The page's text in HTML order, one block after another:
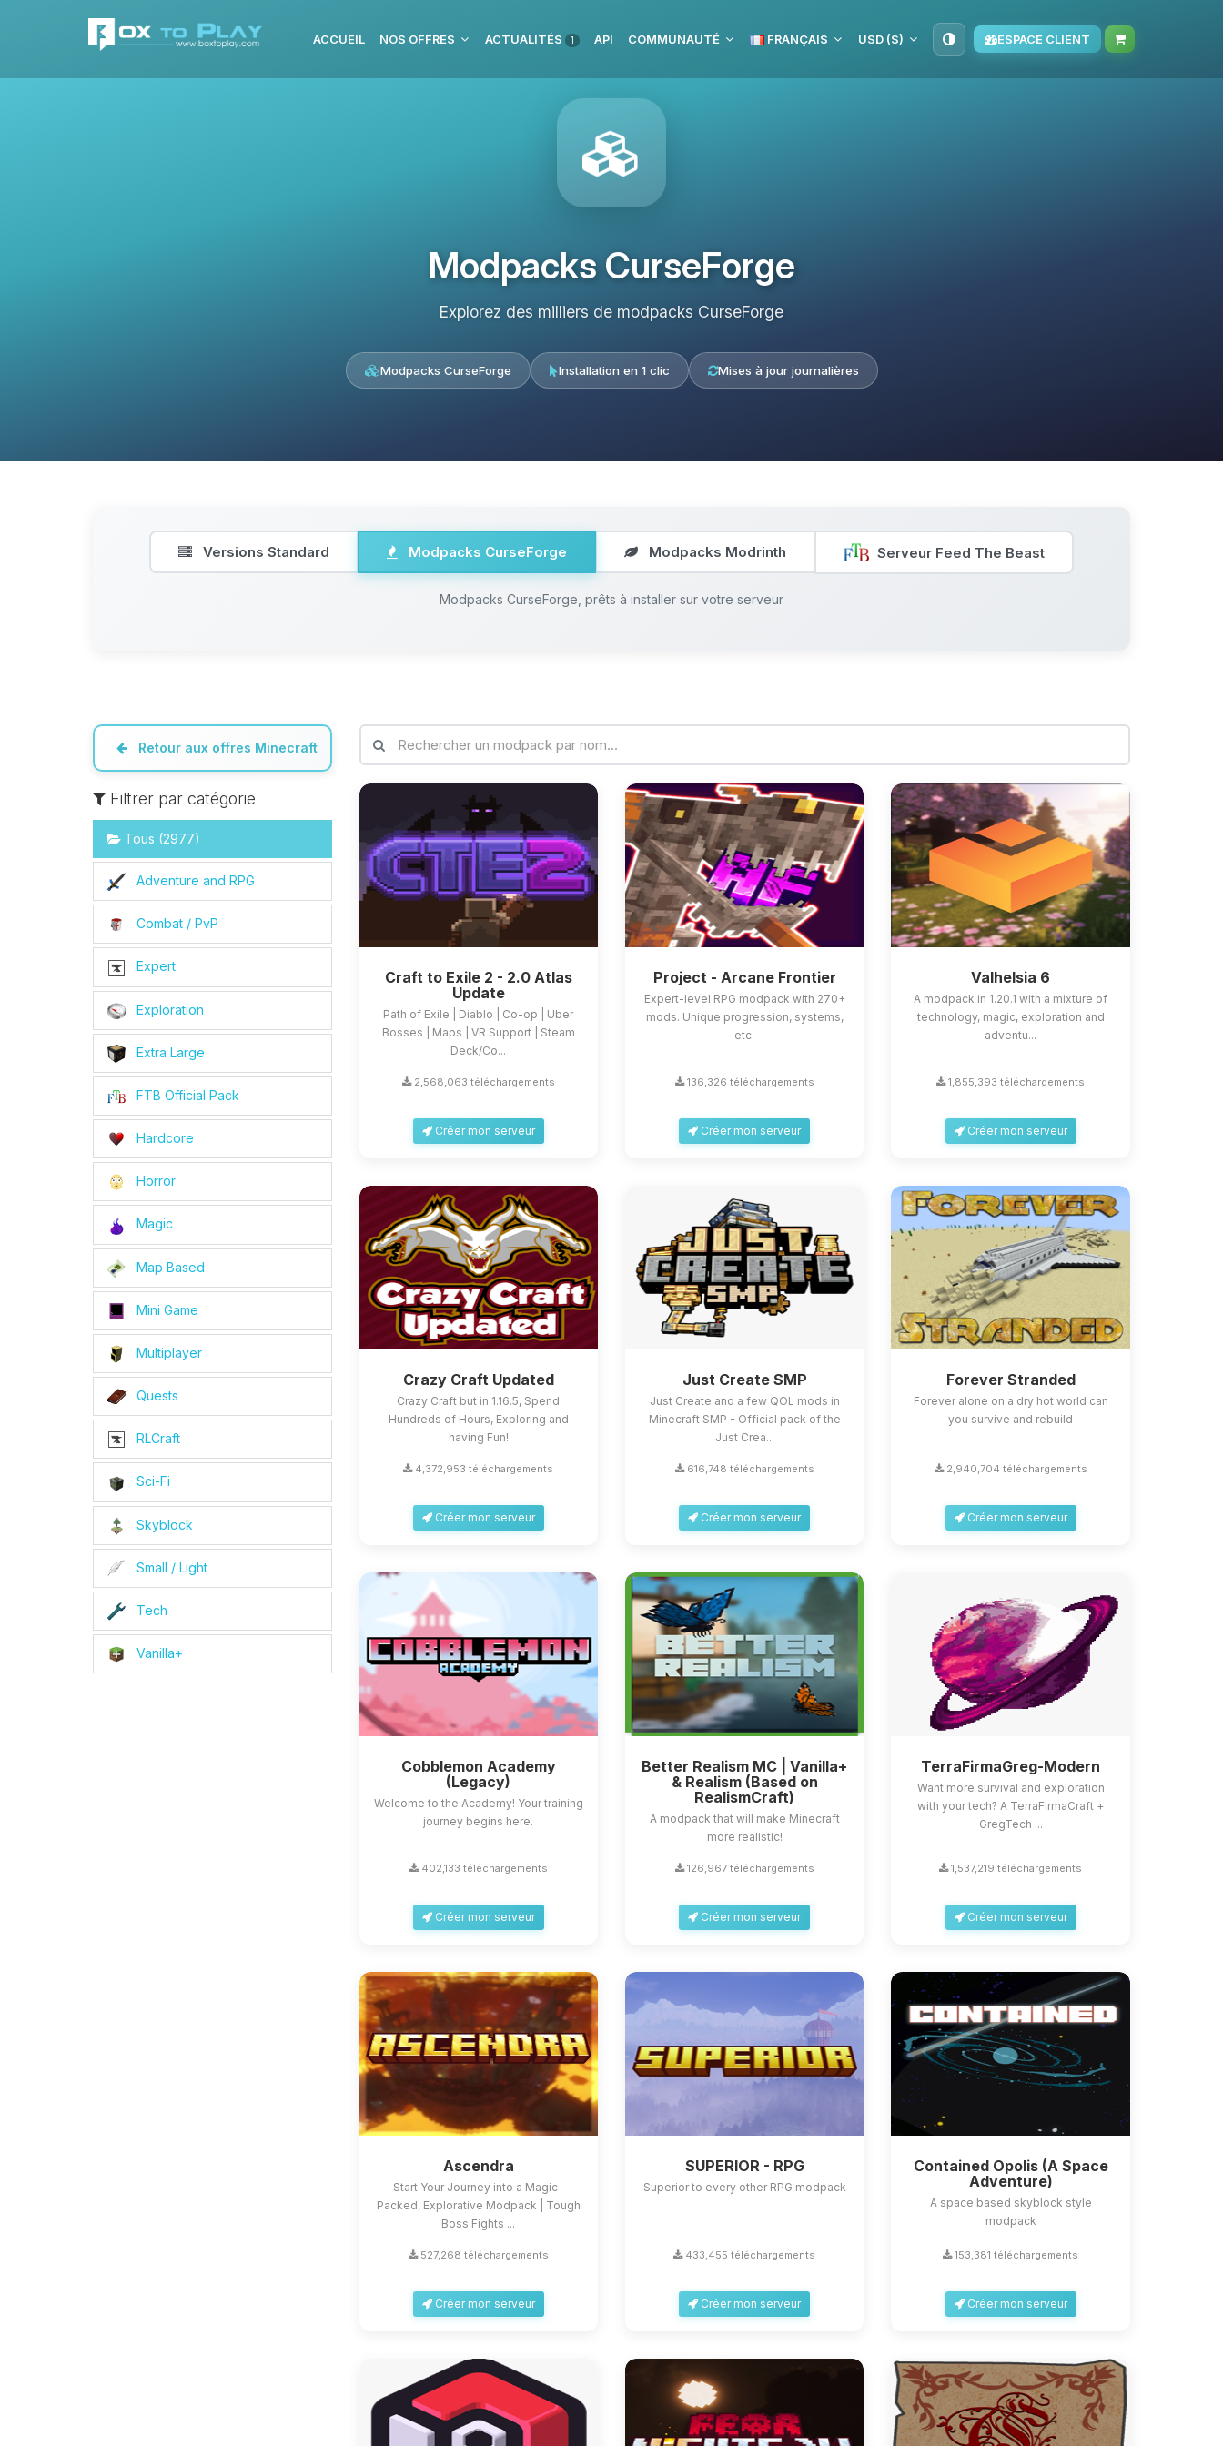
ACCUEIL NOS OFFRES ACTUALITÉS 1 API COMMUNAUTÉ FRANÇAIS USD ($) ESPACE CLIENT
Modpacks CurseForge
Explorez des milliers de modpacks CurseForge
Modpacks CurseForge Installation en 1 clic Mises à jour journalières
Versions Standard Modpacks CurseForge Modpacks Modrinth Serveur Feed The Beast
Modpacks CurseForge, prêts à installer sur votre serveur
Retour aux offres Minecraft
Filtrer par catégorie
Tous (2977)
Adventure and RPG
Combat / PvP
Expert
Exploration
Extra Large
FTB Official Pack
Hardcore
Horror
Magic
Map Based
Mini Game
Multiplayer
Quests
RLCraft
Sci-Fi
Skyblock
Small / Light
Tech
Vanilla+
Craft to Exile 2 - 2.0 Atlas
Update
Path of Exile | Diablo | Co-op | Uber
Bosses | Maps | VR Support | Steam
Deck/Co...
2,568,063 téléchargements
Créer mon serveur
Project - Arcane Frontier
Expert-level RPG modpack with 270+
mods. Unique progression, systems,
etc.
136,326 téléchargements
Créer mon serveur
Valhelsia 6
A modpack in 1.20.1 with a mixture of
technology, magic, exploration and
adventu...
1,855,393 téléchargements
Créer mon serveur
Crazy Craft Updated
Crazy Craft but in 1.16.5, Spend
Hundreds of Hours, Exploring and
having Fun!
4,372,953 téléchargements
Créer mon serveur
Just Create SMP
Just Create and a few QOL mods in
Minecraft SMP - Official pack of the
Just Crea...
616,748 téléchargements
Créer mon serveur
Forever Stranded
Forever alone on a dry hot world can
you survive and rebuild
2,940,704 téléchargements
Créer mon serveur
Cobblemon Academy
(Legacy)
Welcome to the Academy! Your training
journey begins here.
402,133 téléchargements
Créer mon serveur
Better Realism MC | Vanilla+
& Realism (Based on
RealismCraft)
A modpack that will make Minecraft
more realistic!
126,967 téléchargements
Créer mon serveur
TerraFirmaGreg-Modern
Want more survival and exploration
with your tech? A TerraFirmaCraft +
GregTech ...
1,537,219 téléchargements
Créer mon serveur
Ascendra
Start Your Journey into a Magic-
Packed, Explorative Modpack | Tough
Boss Fights ...
527,268 téléchargements
Créer mon serveur
SUPERIOR - RPG
Superior to every other RPG modpack
433,455 téléchargements
Créer mon serveur
Contained Opolis (A Space
Adventure)
A space based skyblock style
modpack
153,381 téléchargements
Créer mon serveur